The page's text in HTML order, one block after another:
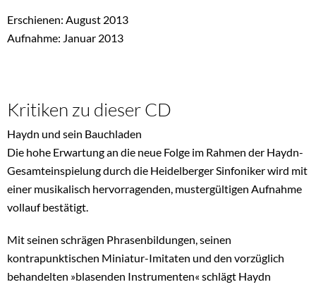
Erschienen: August 2013
Aufnahme: Januar 2013
Kritiken zu dieser CD
Haydn und sein Bauchladen
Die hohe Erwartung an die neue Folge im Rahmen der Haydn-
Gesamteinspielung durch die Heidelberger Sinfoniker wird mit
einer musikalisch hervorragenden, mustergültigen Aufnahme
vollauf bestätigt.
Mit seinen schrägen Phrasenbildungen, seinen
kontrapunktischen Miniatur-Imitaten und den vorzüglich
behandelten »blasenden Instrumenten« schlägt Haydn